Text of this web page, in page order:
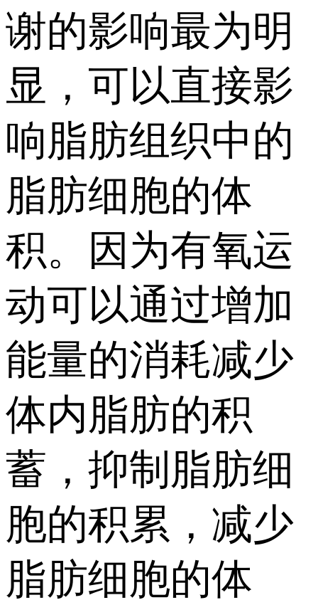
谢的影响最为明
显，可以直接影
响脂肪组织中的
脂肪细胞的体
积。因为有氧运
动可以通过增加
能量的消耗减少
体内脂肪的积
蓄，抑制脂肪细
胞的积累，减少
脂肪细胞的体